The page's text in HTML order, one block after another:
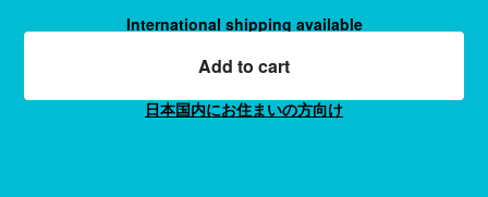
International shipping available
Add to cart
日本国内にお住まいの方向け